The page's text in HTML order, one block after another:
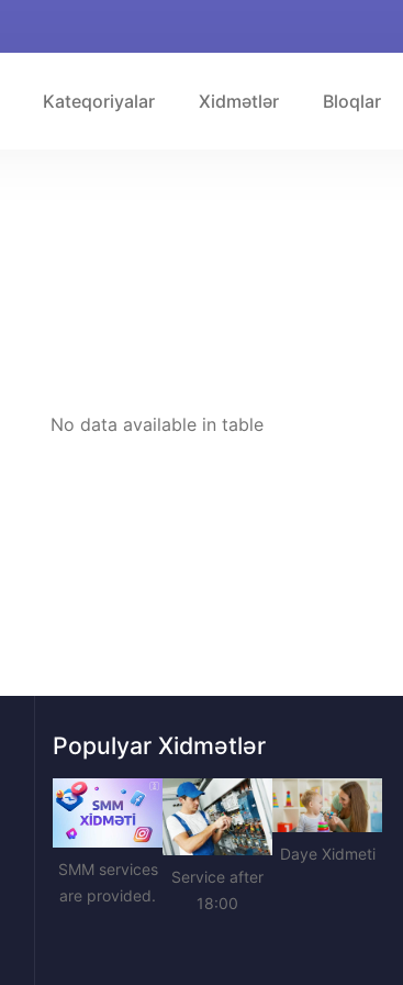
Kateqoriyalar Xidmətlər Bloqlar
No data available in table
Populyar Xidmətlər
SMM services
are provided.
Service after
18:00
Daye Xidmeti